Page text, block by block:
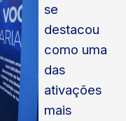
se
destacou
como uma
das
ativações
mais